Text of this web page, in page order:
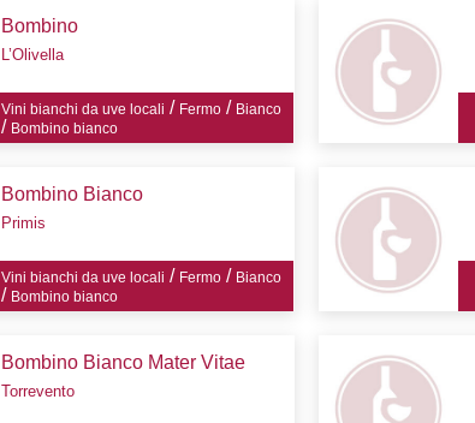
Bombino
L’Olivella
Vini bianchi da uve locali / Fermo/ Bianco
/ Bombino bianco
Bombino Bianco
Primis
Vini bianchi da uve locali / Fermo/ Bianco
/ Bombino bianco
Bombino Bianco Mater Vitae
Torrevento